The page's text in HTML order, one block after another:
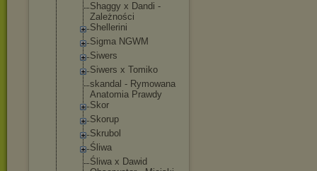
Shaggy x Dandi -
Zależności
Shellerini
Sigma NGWM
Siwers
Siwers x Tomiko
skandal - Rymowana
Anatomia Prawdy
Skor
Skorup
Skrubol
Śliwa
Śliwa x Dawid